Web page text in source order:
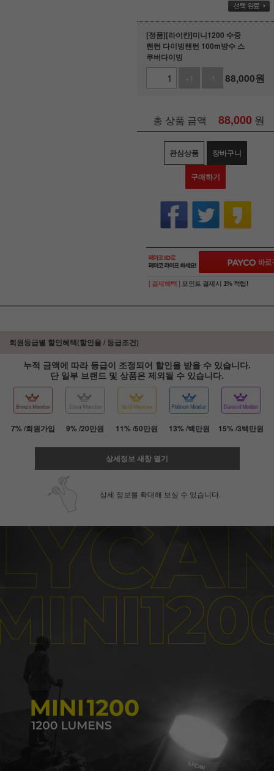
[정품][라이칸]미니1200 수중
랜턴 다이빙랜턴 100m방수 스
쿠버다이빙
+1 -1 88,000원
총 상품 금액 88,000 원
관심상품 장바구니
구매하기
페이코 ID로 페
PAYCO 바로
[ 결제혜택 ] 포인트 결제시 1% 적립!
회원등급별 할인혜택(할인율 / 등급조건)
누적 금액에 따라 등급이 조정되어 할인을 받을 수 있습니다.
단 일부 브랜드 및 상품은 제외될 수 있습니다.
7% /회원가입 9% /20만원 11% /50만원 13% /백만원 15% /3백만원
상세정보 새창 열기
상세 정보를 확대해 보실 수 있습니다.